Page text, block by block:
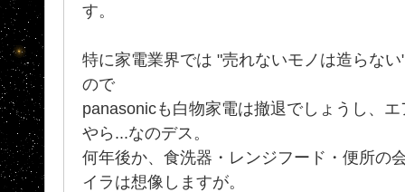
す。
特に家電業界では "売れないモノは造らな
ので
panasonicも白物家電は撤退でしょうし、
やら...なのデス。
何年後か、食洗器・レンジフード・便所の
イラは想像しますが。